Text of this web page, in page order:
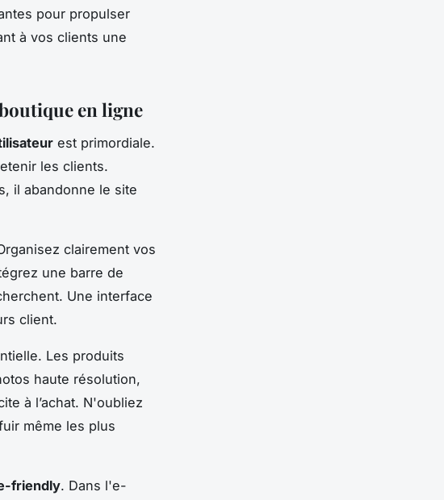
pour propulser
à vos clients une
en ligne
est primordiale.
les clients.
il abandonne le site
clairement vos
une barre de
Une interface
client.
Les produits
haute résolution,
à l’achat. N'oubliez
même les plus
friendly. Dans l'e-